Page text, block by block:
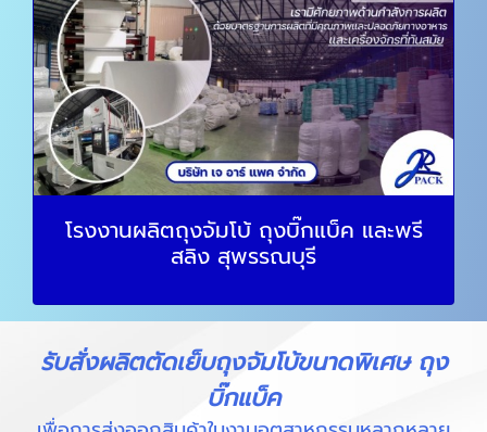
โรงงานผลิตถุงจัมโบ้ ถุงบิ๊กแบ็ค และพรี
สลิง สุพรรณบุรี
รับสั่งผลิตตัดเย็บถุงจัมโบ้ขนาดพิเศษ ถุง
บิ๊กแบ็ค